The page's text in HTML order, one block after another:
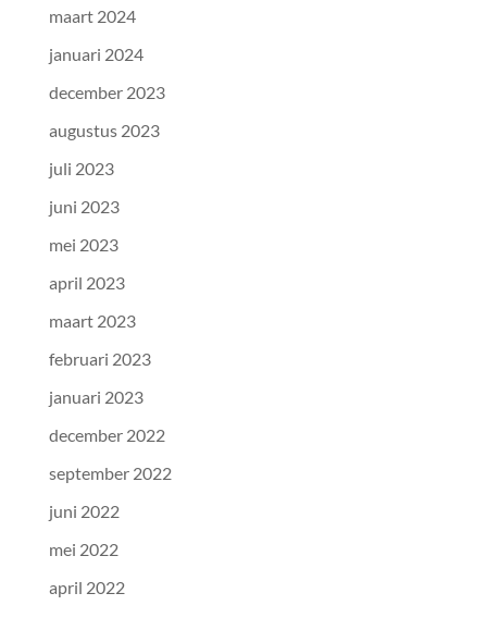
maart 2024
januari 2024
december 2023
augustus 2023
juli 2023
juni 2023
mei 2023
april 2023
maart 2023
februari 2023
januari 2023
december 2022
september 2022
juni 2022
mei 2022
april 2022